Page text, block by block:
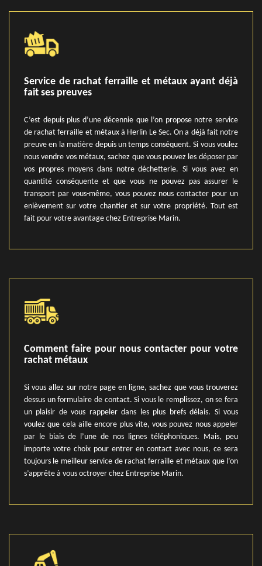
Service de rachat ferraille et métaux ayant déjà
fait ses preuves
C’est depuis plus d’une décennie que l’on propose notre service
de rachat ferraille et métaux à Herlin Le Sec. On a déjà fait notre
preuve en la matière depuis un temps conséquent. Si vous voulez
nous vendre vos métaux, sachez que vous pouvez les déposer par
vos propres moyens dans notre déchetterie. Si vous avez en
quantité conséquente et que vous ne pouvez pas assurer le
transport par vous-même, vous pouvez nous contacter pour un
enlèvement sur votre chantier et sur votre propriété. Tout est
fait pour votre avantage chez Entreprise Marin.
Comment faire pour nous contacter pour votre
rachat métaux
Si vous allez sur notre page en ligne, sachez que vous trouverez
dessus un formulaire de contact. Si vous le remplissez, on se fera
un plaisir de vous rappeler dans les plus brefs délais. Si vous
voulez que cela aille encore plus vite, vous pouvez nous appeler
par le biais de l’une de nos lignes téléphoniques. Mais, peu
importe votre choix pour entrer en contact avec nous, ce sera
toujours le meilleur service de rachat ferraille et métaux que l’on
s’apprête à vous octroyer chez Entreprise Marin.